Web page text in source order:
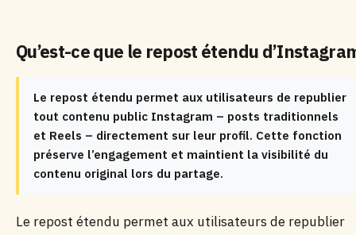
Qu’est-ce que le repost étendu
Le repost étendu permet aux utilisateurs de republier
tout contenu public Instagram – posts traditionnels
et Reels – directement sur leur profil. Cette fonction
préserve l’engagement et maintient la visibilité du
contenu original lors du partage.
Le repost étendu permet aux utilisateurs de republier